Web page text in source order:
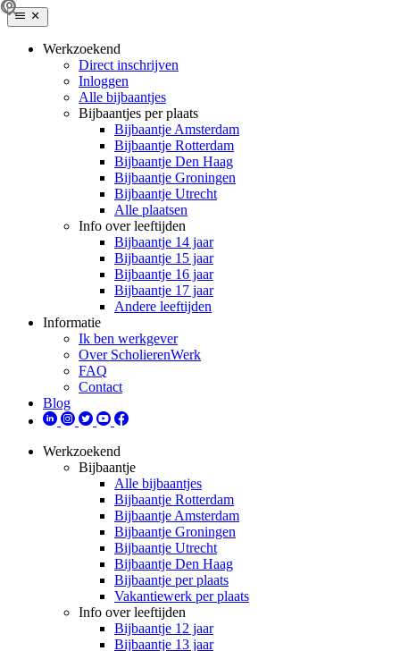
Werkzoekend
Direct inschrijven
Inloggen
Alle bijbaantjes
Bijbaantjes per plaats
Bijbaantje Amsterdam
Bijbaantje Rotterdam
Bijbaantje Den Haag
Bijbaantje Groningen
Bijbaantje Utrecht
Alle plaatsen
Info over leeftijden
Bijbaantje 14 jaar
Bijbaantje 15 jaar
Bijbaantje 16 jaar
Bijbaantje 17 jaar
Andere leeftijden
Informatie
Ik ben werkgever
Over ScholierenWerk
FAQ
Contact
Blog
Werkzoekend
Bijbaantje
Alle bijbaantjes
Bijbaantje Rotterdam
Bijbaantje Amsterdam
Bijbaantje Groningen
Bijbaantje Utrecht
Bijbaantje Den Haag
Bijbaantje per plaats
Vakantiewerk per plaats
Info over leeftijden
Bijbaantje 12 jaar
Bijbaantje 13 jaar